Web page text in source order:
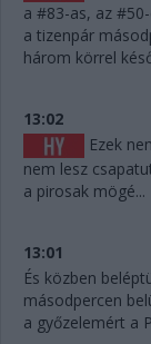
a #83-as, az
a tizenpár
három körrel
13:02
Ezek
nem lesz
a pirosak mögé...
13:01
És közben
másodpercen
a győzelemért a